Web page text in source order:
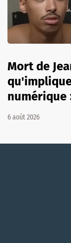
Mort de
numérique
6 août 2026